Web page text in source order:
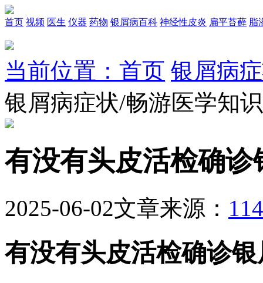
首页 视频 医生 仪器 药物 银屑病百科 神经性皮炎 扁平苔藓 脂
当前位置：首页 银屑病
银屑病症状/畅游医学知
有没有头皮活检确诊
2025-06-02文章来源：
有没有头皮活检确诊